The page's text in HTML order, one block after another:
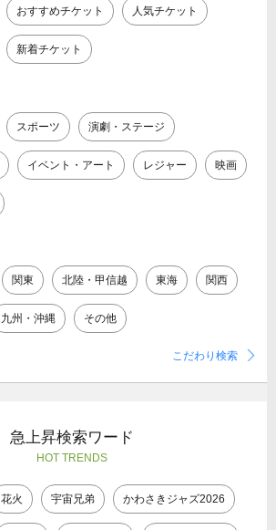
おすすめチケット 人気チケット
新着チケット
スポーツ 演劇・ステージ
イベント・アート レジャー 映画
関東 北陸・甲信越 東海 関西
九州・沖縄 その他
こだわり検索
急上昇検索ワード
HOT TRENDS
花火 宇宙兄弟 かわさきジャズ2026